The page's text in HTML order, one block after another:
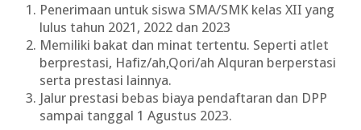
Penerimaan untuk siswa SMA/SMK kelas XII yang
lulus tahun 2021, 2022 dan 2023
Memiliki bakat dan minat tertentu. Seperti atlet
berprestasi, Hafiz/ah,Qori/ah Alquran berperstasi
serta prestasi lainnya.
Jalur prestasi bebas biaya pendaftaran dan DPP
sampai tanggal 1 Agustus 2023.